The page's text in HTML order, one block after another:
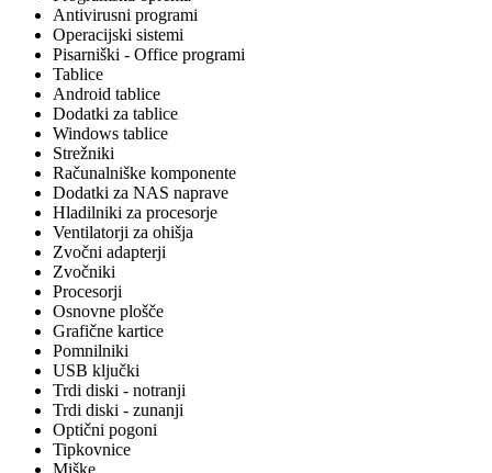
Antivirusni programi
Operacijski sistemi
Pisarniški - Office programi
Tablice
Android tablice
Dodatki za tablice
Windows tablice
Strežniki
Računalniške komponente
Dodatki za NAS naprave
Hladilniki za procesorje
Ventilatorji za ohišja
Zvočni adapterji
Zvočniki
Procesorji
Osnovne plošče
Grafične kartice
Pomnilniki
USB ključki
Trdi diski - notranji
Trdi diski - zunanji
Optični pogoni
Tipkovnice
Miške